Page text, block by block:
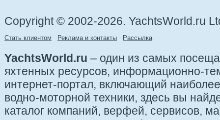
Copyright © 2002-2026. YachtsWorld.ru
Стать клиентом Реклама и контакты Рассылка
YachtsWorld.ru – один из самых
яхтенных ресурсов, информационно-
интернет-портал, включающий
водно-моторной техники, здесь вы
каталог компаний, верфей, сервисов,